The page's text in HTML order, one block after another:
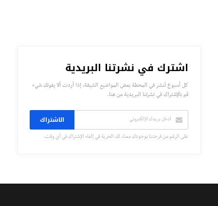
اشترك في نشرتنا البريدية
كل أسبوع تُنشر في المحطة بعض المواضيع الشيقة، إذا أردت ألا يفوتك شيء
قم بالإشتراك في نشرتنا البريدية من هنا.
الاشتراك
على الرغم من فرحتنا بوجودك معنا، لك الحرية في إلغاء الإشتراك في أي وقت.